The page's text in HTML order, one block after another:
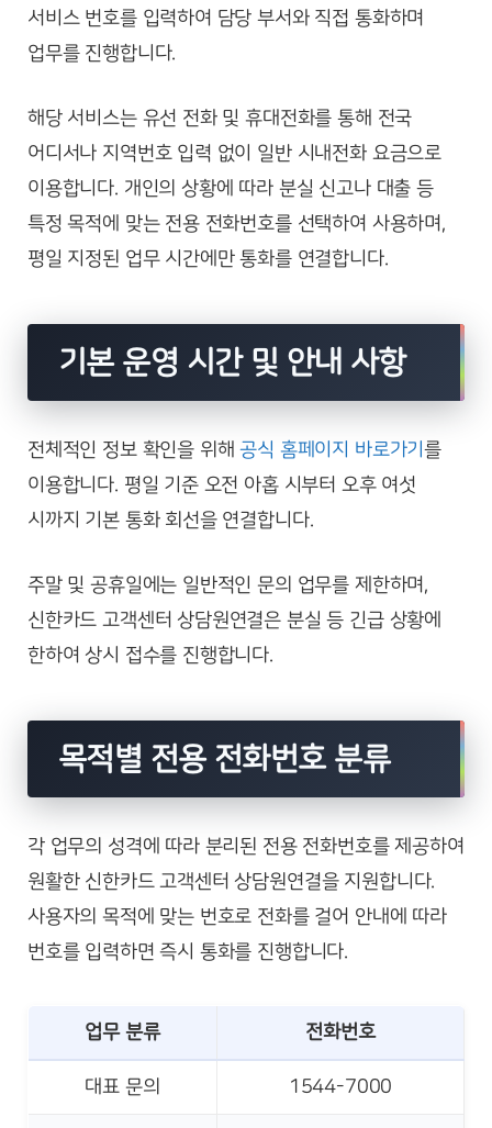
서비스 번호를 입력하여 담당 부서와 직접 통화하며
업무를 진행합니다.
해당 서비스는 유선 전화 및 휴대전화를 통해 전국
어디서나 지역번호 입력 없이 일반 시내전화 요금으로
이용합니다. 개인의 상황에 따라 분실 신고나 대출 등
특정 목적에 맞는 전용 전화번호를 선택하여 사용하며,
평일 지정된 업무 시간에만 통화를 연결합니다.
기본 운영 시간 및 안내 사항
전체적인 정보 확인을 위해공식 홈페이지 바로가기를
이용합니다. 평일 기준 오전 아홉 시부터 오후 여섯
시까지 기본 통화 회선을 연결합니다.
주말 및 공휴일에는 일반적인 문의 업무를 제한하며,
신한카드 고객센터 상담원연결은 분실 등 긴급 상황에
한하여 상시 접수를 진행합니다.
목적별 전용 전화번호 분류
각 업무의 성격에 따라 분리된 전용 전화번호를 제공하여
원활한 신한카드 고객센터 상담원연결을 지원합니다.
사용자의 목적에 맞는 번호로 전화를 걸어 안내에 따라
번호를 입력하면 즉시 통화를 진행합니다.
업무 분류 전화번호
대표 문의 1544-7000